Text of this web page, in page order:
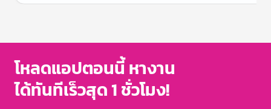
of
โหลดแอปตอนนี้ หางาน
ได้ทันทีเร็วสุด 1 ชั่วโมง!